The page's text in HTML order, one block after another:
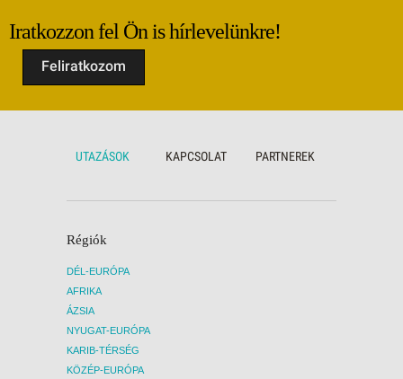
Iratkozzon fel Ön is hírlevelünkre!
Feliratkozom
UTAZÁSOK KAPCSOLAT PARTNEREK
Régiók
DÉL-EURÓPA
AFRIKA
ÁZSIA
NYUGAT-EURÓPA
KARIB-TÉRSÉG
KÖZÉP-EURÓPA